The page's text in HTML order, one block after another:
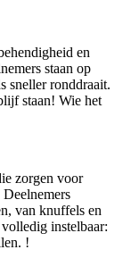
en
staan op
sneller ronddraait.
staan! Wie het
zorgen voor
van knuffels en
instelbaar:
!